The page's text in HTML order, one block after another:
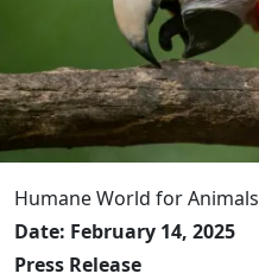
Humane World for Animals
Date: February 14, 2025
Press Release